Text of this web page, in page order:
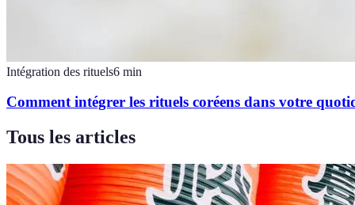
Intégration des rituels6 min
Comment intégrer les rituels coréens dans votre
Tous les articles